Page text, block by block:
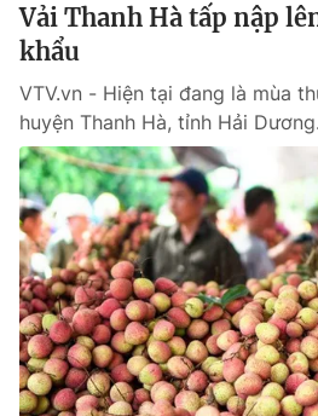
Vải Thanh Hà tấp nập
khẩu
VTV.vn - Hiện tại đang là mùa
huyện Thanh Hà, tỉnh Hải Dương.